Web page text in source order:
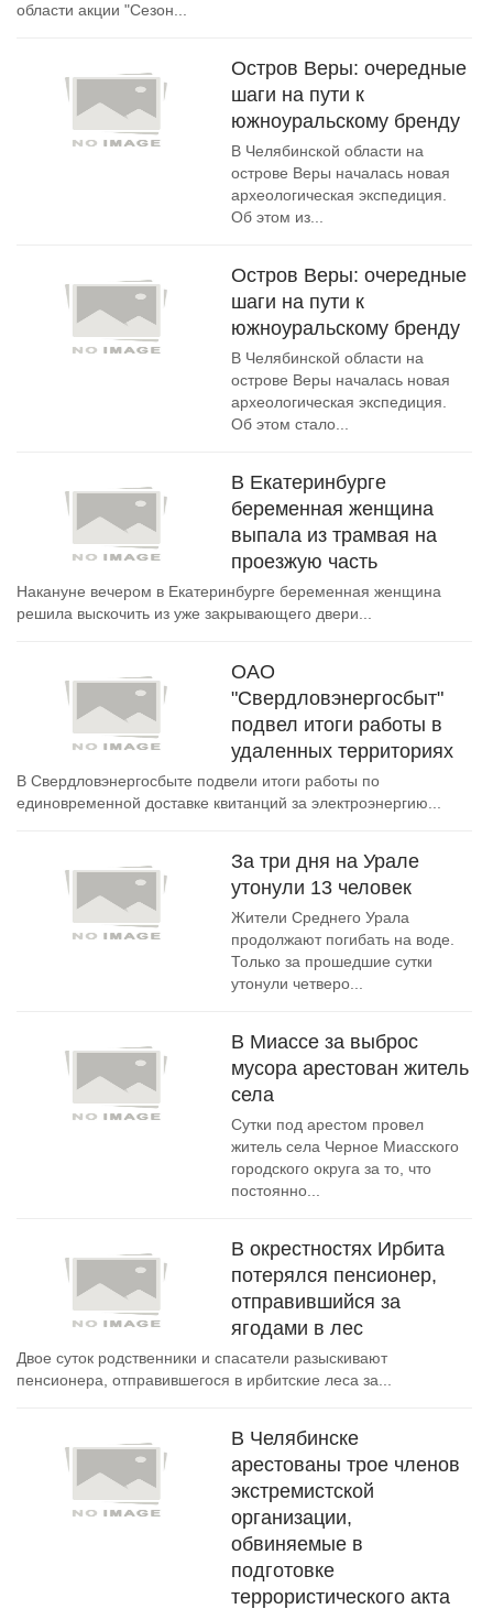
области акции "Сезон...
Остров Веры: очередные
шаги на пути к
южноуральскому бренду
В Челябинской области на
острове Веры началась новая
археологическая экспедиция.
Об этом из...
Остров Веры: очередные
шаги на пути к
южноуральскому бренду
В Челябинской области на
острове Веры началась новая
археологическая экспедиция.
Об этом стало...
В Екатеринбурге
беременная женщина
выпала из трамвая на
проезжую часть
Накануне вечером в Екатеринбурге беременная женщина
решила выскочить из уже закрывающего двери...
ОАО
"Свердловэнергосбыт"
подвел итоги работы в
удаленных территориях
В Свердловэнергосбыте подвели итоги работы по
единовременной доставке квитанций за электроэнергию...
За три дня на Урале
утонули 13 человек
Жители Среднего Урала
продолжают погибать на воде.
Только за прошедшие сутки
утонули четверо...
В Миассе за выброс
мусора арестован житель
села
Сутки под арестом провел
житель села Черное Миасского
городского округа за то, что
постоянно...
В окрестностях Ирбита
потерялся пенсионер,
отправившийся за
ягодами в лес
Двое суток родственники и спасатели разыскивают
пенсионера, отправившегося в ирбитские леса за...
В Челябинске
арестованы трое членов
экстремистской
организации,
обвиняемые в
подготовке
террористического акта